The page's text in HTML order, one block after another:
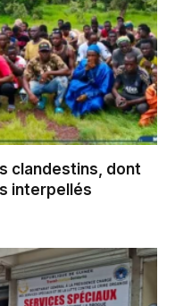
clandestins, dont
interpellés